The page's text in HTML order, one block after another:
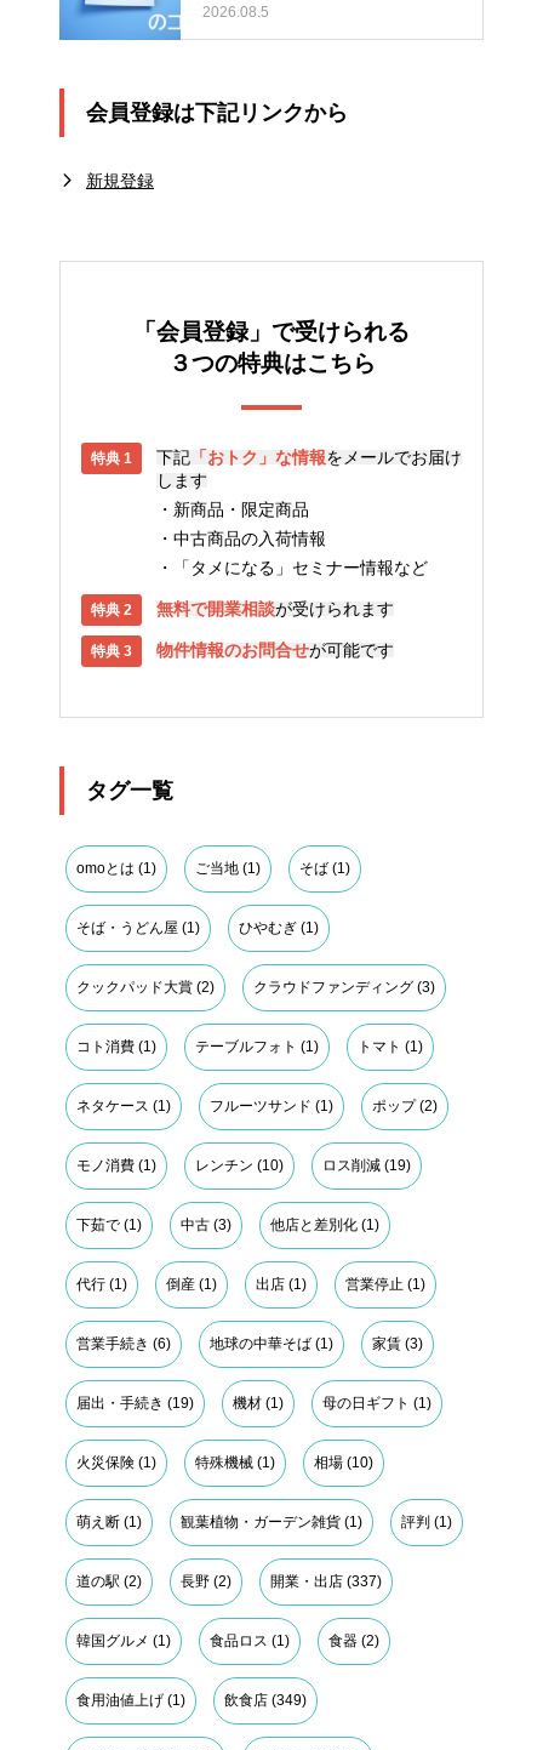
徹底解説！
2026.08.5
会員登録は下記リンクから
新規登録
「会員登録」で受けられる
３つの特典はこちら
下記 「おトク」な情報をメールでお届け
します
新商品・限定商品
中古商品の入荷情報
「タメになる」セミナー情報など
無料で開業相談が受けられます
物件情報のお問合せが可能です
タグ一覧
omoとは (1) ご当地 (1) そば (1)
そば・うどん屋 (1) ひやむぎ (1)
クックパッド大賞 (2) クラウドファンディング (3)
コト消費 (1) テーブルフォト (1) トマト (1)
ネタケース (1) フルーツサンド (1) ポップ(2)
モノ消費 (1) レンチン (10) ロス削減 (19)
下茹で (1) 中古 (3) 他店と差別化 (1)
代行 (1) 倒産 (1) 出店 (1) 営業停止 (1)
営業手続き (6) 地球の中華そば (1) 家賃 (3)
届出・手続き (19) 機材 (1) 母の日ギフト (1)
火災保険 (1) 特殊機械 (1) 相場 (10)
萌え断 (1) 観葉植物・ガーデン雑貨 (1) 評判 (1)
道の駅 (2) 長野 (2) 開業・出店 (337)
韓国グルメ (1) 食品ロス (1) 食器 (2)
食用油値上げ (1) 飲食店 (349)